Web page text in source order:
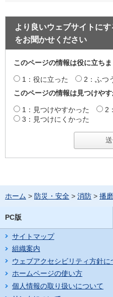
より良いウェブサイトに
をお聞かせください
このページの情報は役に立ちま
1：役に立った 2：ふつ
このページの情報は見つけや
1：見つけやすかった
2
3：見つけにくかった
ホーム > 防災・安全 > 消防 > 播
PC版
サイトマップ
組織案内
ウェブアクセシビリティ方針に
ホームページの使い方
個人情報の取り扱いについて